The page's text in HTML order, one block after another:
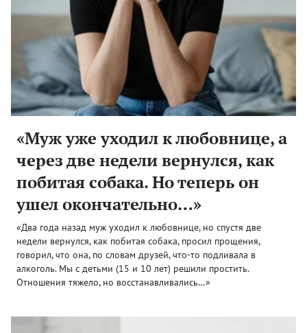
«Муж уже уходил к любовнице, а
через две недели вернулся, как
побитая собака. Но теперь он
ушел окончательно…»
«Два года назад муж уходил к любовнице, но спустя две
недели вернулся, как побитая собака, просил прощения,
говорил, что она, по словам друзей, что-то подливала в
алкоголь. Мы с детьми (15 и 10 лет) решили простить.
Отношения тяжело, но восстанавливались…»